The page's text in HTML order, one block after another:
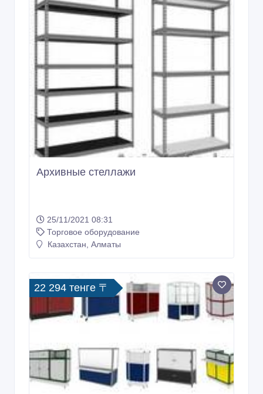
Архивные стеллажи
25/11/2021 08:31
Торговое оборудование
Казахстан, Алматы
22 294 тенге 〒